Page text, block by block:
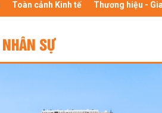
Toàn cảnh Kinh tế Thương hiệu -
NHÂN SỰ